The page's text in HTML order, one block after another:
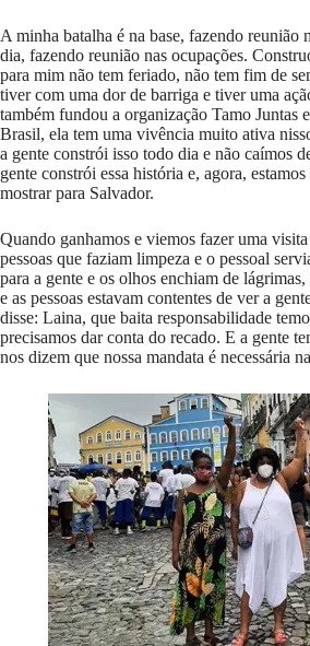
A minha batalha é na base, fazendo reunião
dia, fazendo reunião nas ocupações.
para mim não tem feriado, não tem fim de
tiver com uma dor de barriga e tiver uma
também fundou a organização Tamo Juntas
Brasil, ela tem uma vivência muito ativa
a gente constrói isso todo dia e não caímos
gente constrói essa história e, agora,
mostrar para Salvador.
Quando ganhamos e viemos fazer uma
pessoas que faziam limpeza e o pessoal
para a gente e os olhos enchiam de lágrimas,
e as pessoas estavam contentes de ver a
disse: Laina, que baita responsabilidade
precisamos dar conta do recado. E a gente
nos dizem que nossa mandata é necessária